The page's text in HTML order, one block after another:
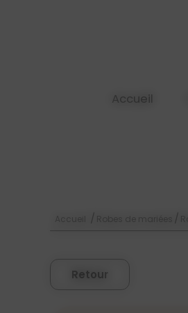
Accueil
/ /
Retour